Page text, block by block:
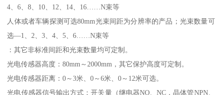
4、6、8、10、12、14、16……N束等
人体或者车辆探测可选80mm光束间距为分辨率的产品；光束数量可
选—1、2、3、4、5、6……N束等
：其它非标准间距和光束数量均可定制。
光电传感器高度：80mm～2000mm，其它保护高度可定制。
光电传感器距离：0～3米、0～6米、0～12米可选。
光电传感器信号输出方式：开关量（继电器NO、NC，晶体管NPN、